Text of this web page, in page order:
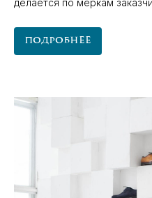
делается по меркам
Подробнее